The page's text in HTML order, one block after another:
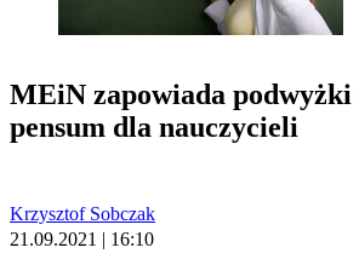
MEiN zapowiada podwyżki
pensum dla nauczycieli
Krzysztof Sobczak
21.09.2021 | 16:10